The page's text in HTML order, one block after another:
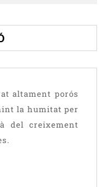
altament porós
la humitat per
del creixement